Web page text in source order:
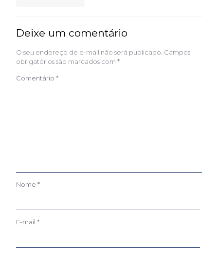
Deixe um comentário
O seu endereço de e-mail não será publicado. Campos
obrigatórios são marcados com *
Comentário *
Nome *
E-mail *